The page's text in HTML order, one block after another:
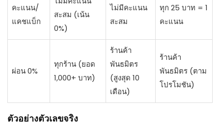
คะแนน/
แคชแบ็ก
สะสม (เน้น
0%)
ไม่มีคะแนน
สะสม
ทุก 25 บาท = 1
คะแนน
ผ่อน 0%
ทุกร้าน (ยอด
1,000+ บาท)
ร้านค้า
พันธมิตร
(สูงสุด 10
เดือน)
ร้านค้า
พันธมิตร (ตาม
โปรโมชัน)
ตัวอย่างตัวเลขจริง